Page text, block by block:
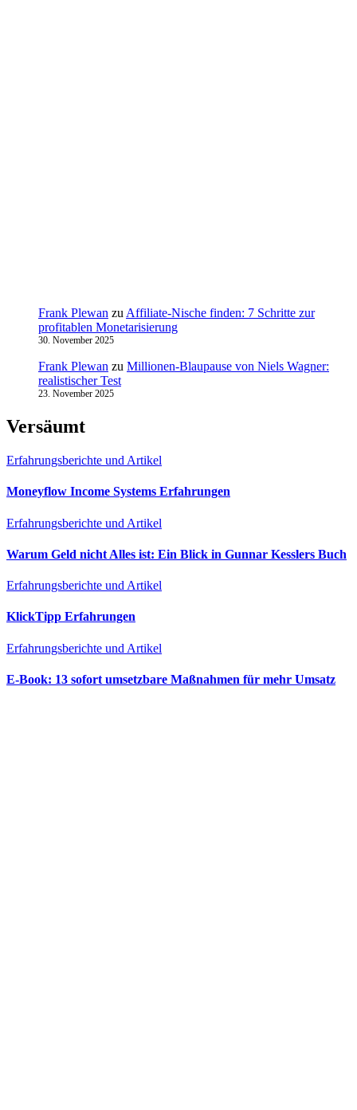
Frank Plewan zu Affiliate-Nische finden: 7 Schritte zur
profitablen Monetarisierung
30. November 2025
Frank Plewan zu Millionen‑Blaupause von Niels Wagner:
realistischer Test
23. November 2025
Versäumt
Erfahrungsberichte und Artikel
Moneyflow Income Systems Erfahrungen
Erfahrungsberichte und Artikel
Warum Geld nicht Alles ist: Ein Blick in Gunnar Kesslers Buch
Erfahrungsberichte und Artikel
KlickTipp Erfahrungen
Erfahrungsberichte und Artikel
E‑Book: 13 sofort umsetzbare Maßnahmen für mehr Umsatz